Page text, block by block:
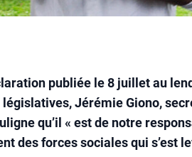
publiée le 8 juillet au
Jérémie Giono,
qu’il « est de notre
des forces sociales qui s’est